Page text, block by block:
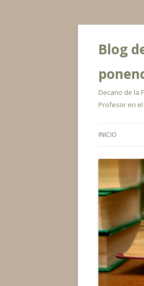
Blog
Decano de la
Profesor en el
INICIO